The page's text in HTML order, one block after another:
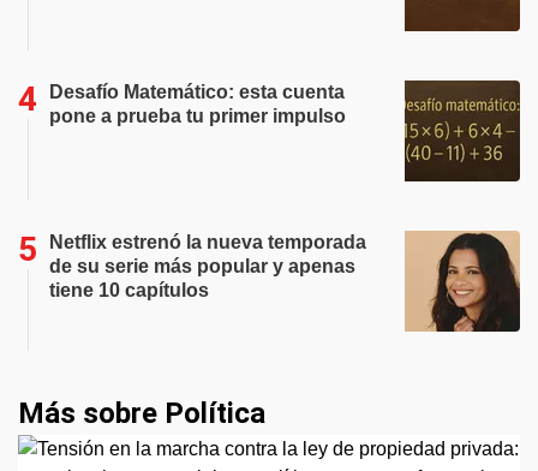
Desafío Matemático: esta cuenta
pone a prueba tu primer impulso
Netflix estrenó la nueva temporada
de su serie más popular y apenas
tiene 10 capítulos
Más sobre Política